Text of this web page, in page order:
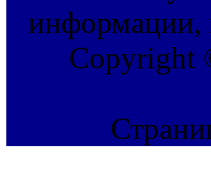
информации,
Copyright